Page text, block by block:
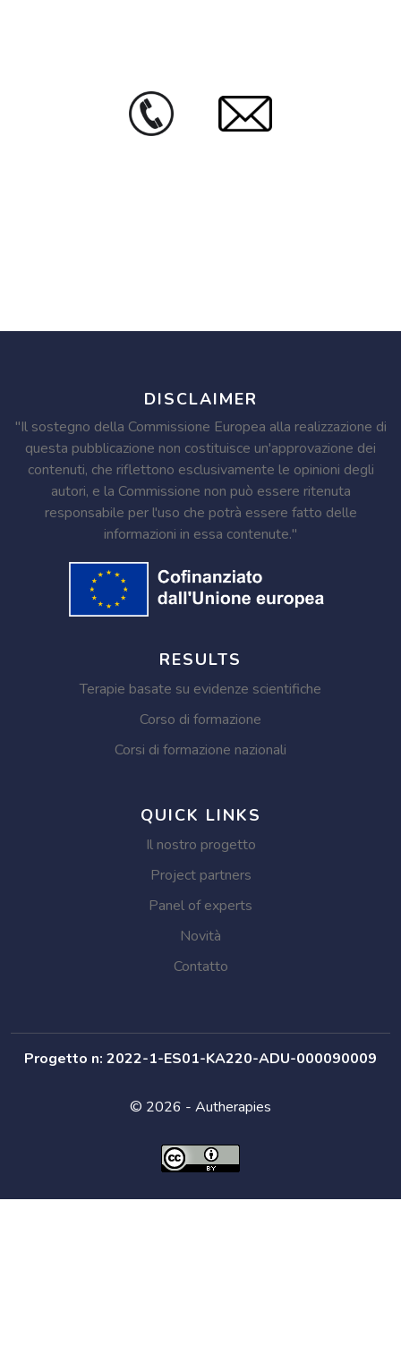
DISCLAIMER
"Il sostegno della Commissione Europea alla realizzazione di
questa pubblicazione non costituisce un'approvazione dei
contenuti, che riflettono esclusivamente le opinioni degli
autori, e la Commissione non può essere ritenuta
responsabile per l'uso che potrà essere fatto delle
informazioni in essa contenute."
RESULTS
Terapie basate su evidenze scientifiche
Corso di formazione
Corsi di formazione nazionali
QUICK LINKS
Il nostro progetto
Project partners
Panel of experts
Novità
Contatto
Progetto n: 2022-1-ES01-KA220-ADU-000090009
© 2026 - Autherapies